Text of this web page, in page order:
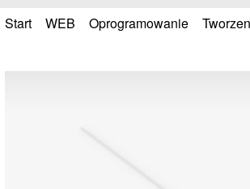
Start WEB Oprogramowanie